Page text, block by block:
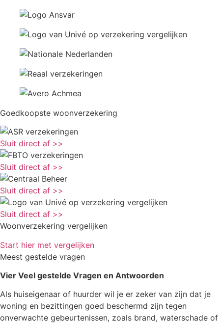
Goedkoopste woonverzekering
Sluit direct af >>
Sluit direct af >>
Sluit direct af >>
Sluit direct af >>
Woonverzekering vergelijken
Start hier met vergelijken
Meest gestelde vragen
Vier Veel gestelde Vragen en Antwoorden
Als huiseigenaar of huurder wil je er zeker van zijn dat je
woning en bezittingen goed beschermd zijn tegen
onverwachte gebeurtenissen, zoals brand, waterschade of